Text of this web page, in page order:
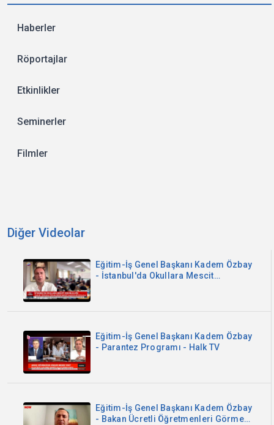
Haberler
Röportajlar
Etkinlikler
Seminerler
Filmler
Diğer Videolar
Eğitim-İş Genel Başkanı Kadem Özbay
- İstanbul'da Okullara Mescit
Eğitim-İş Genel Başkanı Kadem Özbay
- Parantez Programı - Halk TV
Eğitim-İş Genel Başkanı Kadem Özbay
- Bakan Ücretli Öğretmenleri Görmedi